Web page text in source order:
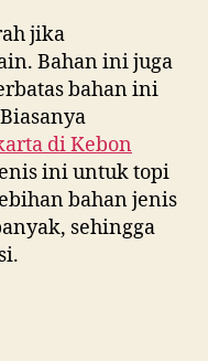
jika
Bahan ini juga
bahan ini
diKebon
ini untuk topi
bahan jenis
sehingga